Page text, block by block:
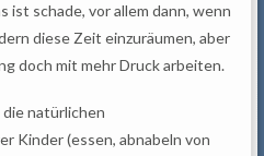
ist schade, vor allem dann, wenn
diese Zeit einzuräumen, aber
doch mit mehr Druck arbeiten.
natürlichen
Kinder (essen, abnabeln von